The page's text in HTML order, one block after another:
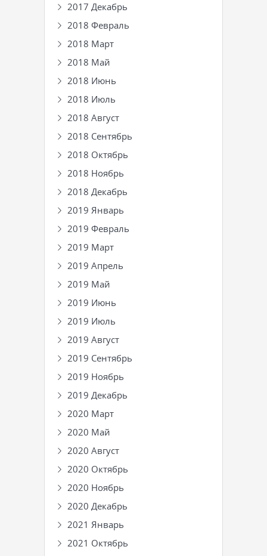
2017 Декабрь
2018 Февраль
2018 Март
2018 Май
2018 Июнь
2018 Июль
2018 Август
2018 Сентябрь
2018 Октябрь
2018 Ноябрь
2018 Декабрь
2019 Январь
2019 Февраль
2019 Март
2019 Апрель
2019 Май
2019 Июнь
2019 Июль
2019 Август
2019 Сентябрь
2019 Ноябрь
2019 Декабрь
2020 Март
2020 Май
2020 Август
2020 Октябрь
2020 Ноябрь
2020 Декабрь
2021 Январь
2021 Октябрь